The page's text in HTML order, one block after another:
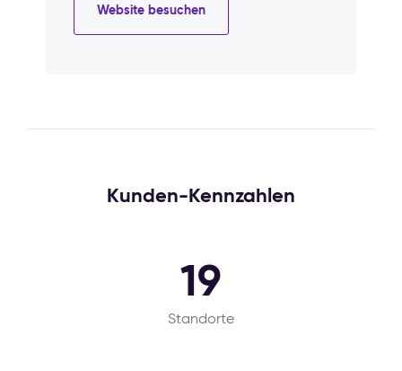
Website besuchen
Kunden-Kennzahlen
19
Standorte